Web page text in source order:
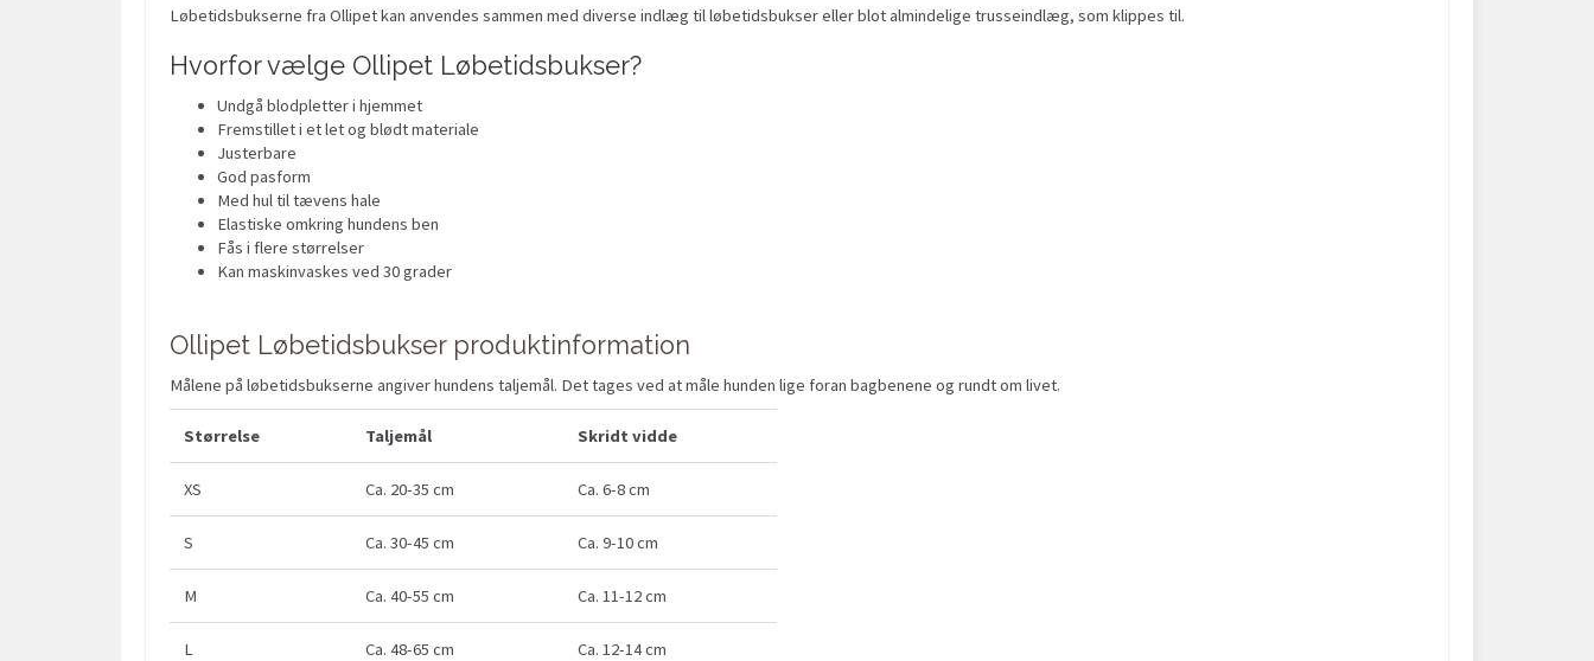
Løbetidsbukserne fra Ollipet kan anvendes sammen med diverse indlæg til løbetidsbukser eller blot almindelige trusseindlæg, som klippes til.
Hvorfor vælge Ollipet Løbetidsbukser?
Undgå blodpletter i hjemmet
Fremstillet i et let og blødt materiale
Justerbare
God pasform
Med hul til tævens hale
Elastiske omkring hundens ben
Fås i flere størrelser
Kan maskinvaskes ved 30 grader
Ollipet Løbetidsbukser produktinformation
Målene på løbetidsbukserne angiver hundens taljemål. Det tages ved at måle hunden lige foran bagbenene og rundt om livet.
Størrelse Taljemål Skridt vidde
XS Ca. 20-35 cm Ca. 6-8 cm
S Ca. 30-45 cm Ca. 9-10 cm
M Ca. 40-55 cm Ca. 11-12 cm
L Ca. 48-65 cm Ca. 12-14 cm